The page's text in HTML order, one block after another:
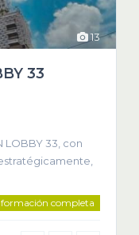
13
33
LOBBY 33, con
completa